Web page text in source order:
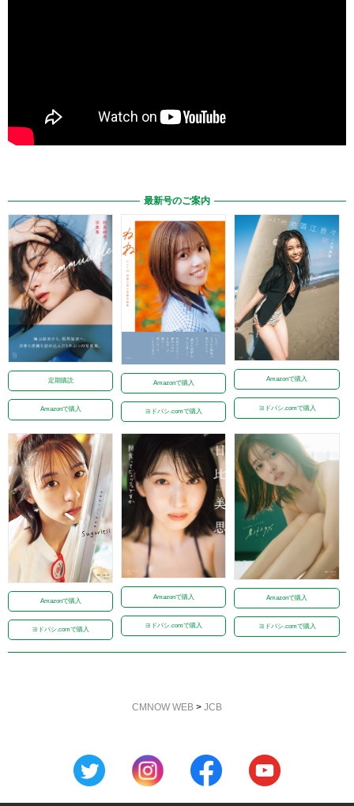
最新号のご案内
定期購読
Amazonで購入
Amazonで購入
ヨドバシ.comで購入
Amazonで購入
ヨドバシ.comで購入
Amazonで購入
ヨドバシ.comで購入
Amazonで購入
ヨドバシ.comで購入
Amazonで購入
ヨドバシ.comで購入
CMNOW WEB > JCB